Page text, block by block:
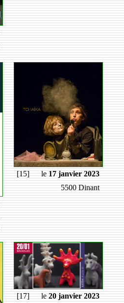
[15] le17 janvier 2023
5500 Dinant
[17] le20 janvier 2023